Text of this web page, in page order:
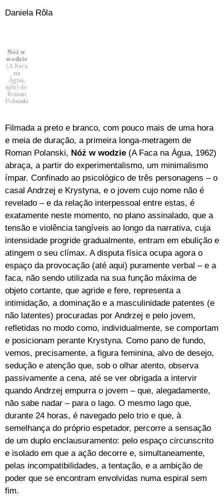
Daniela Rôla
Nóż w
wodzie
(A Faca
na
Água,
1962) de
Roman
Polanski
Filmada a preto e branco, com pouco mais de uma hora
e meia de duração, a primeira longa-metragem de
Roman Polanski, Nóż w wodzie (A Faca na Água, 1962)
abraça, a partir do experimentalismo, um minimalismo
ímpar. Confinado ao psicológico de três personagens – o
casal Andrzej e Krystyna, e o jovem cujo nome não é
revelado – e da relação interpessoal entre estas, é
exatamente neste momento, no plano assinalado, que a
tensão e violência tangíveis ao longo da narrativa, cuja
intensidade progride gradualmente, entram em ebulição e
atingem o seu clímax. A disputa física ocupa agora o
espaço da provocação (até aqui) puramente verbal – e a
faca, não sendo utilizada na sua função máxima de
objeto cortante, que agride e fere, representa a
intimidação, a dominação e a masculinidade patentes (e
não latentes) procuradas por Andrzej e pelo jovem,
refletidas no modo como, individualmente, se comportam
e posicionam perante Krystyna. Como pano de fundo,
vemos, precisamente, a figura feminina, alvo de desejo,
sedução e atenção que, sob o olhar atento, observa
passivamente a cena, até se ver obrigada a intervir
quando Andrzej empurra o jovem – que, alegadamente,
não sabe nadar – para o lago. O mesmo lago que,
durante 24 horas, é navegado pelo trio e que, à
semelhança do próprio espetador, percorre a sensação
de um duplo enclausuramento: pelo espaço circunscrito
e isolado em que a ação decorre e, simultaneamente,
pelas incompatibilidades, a tentação, e a ambição de
poder que se encontram envolvidas numa espiral sem
fim.